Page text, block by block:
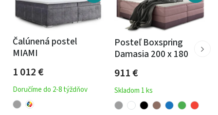
Čalúnená postel
MIAMI
1 012€
Doručíme do 2-8 týždňov
Posteľ Boxspring
Damasia 200 x 180
911€
Skladom 1 ks